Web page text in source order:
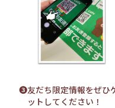
❸友だち限定情報をぜひ
ットしてください！